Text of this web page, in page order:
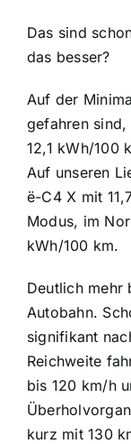
Das sind
das besser?
Auf der
gefahren
12,1 kWh/100
Auf unseren
ë-C4 X mit
Modus, im
kWh/100 km.
Deutlich mehr
Autobahn.
signifikant
Reichweite
bis 120 km/h
kurz mit 130